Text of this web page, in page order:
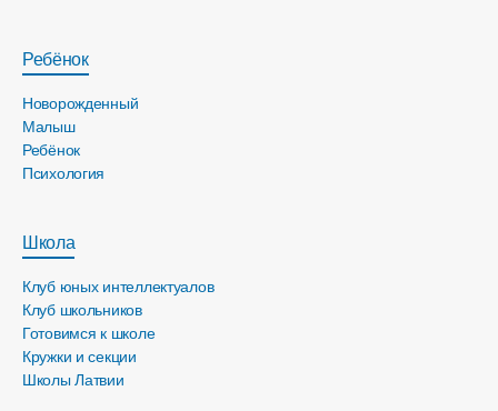
Ребёнок
Новорожденный
Малыш
Ребёнок
Психология
Школа
Клуб юных интеллектуалов
Клуб школьников
Готовимся к школе
Кружки и секции
Школы Латвии